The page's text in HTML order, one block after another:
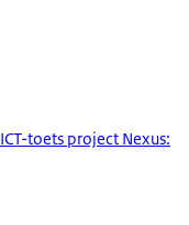
toets project Nexus: